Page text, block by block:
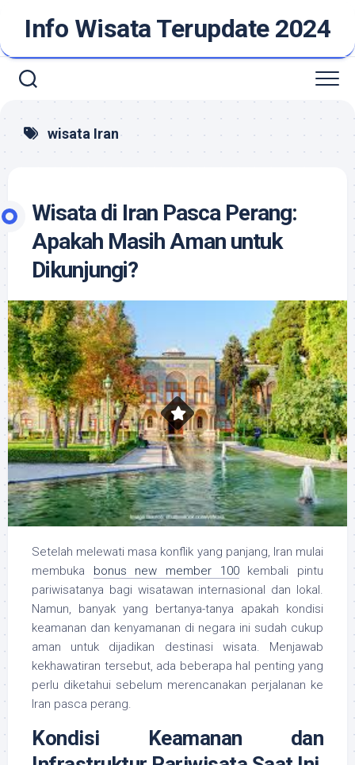
contentInfo Wisata Terupdate 2024
wisata Iran
Wisata di Iran Pasca Perang:
Apakah Masih Aman untuk
Dikunjungi?
Setelah melewati masa konflik yang panjang, Iran mulai
membuka bonus new member 100kembali pintu
pariwisatanya bagi wisatawan internasional dan lokal.
Namun, banyak yang bertanya-tanya apakah kondisi
keamanan dan kenyamanan di negara ini sudah cukup
aman untuk dijadikan destinasi wisata. Menjawab
kekhawatiran tersebut, ada beberapa hal penting yang
perlu diketahui sebelum merencanakan perjalanan ke
Iran pasca perang.
Kondisi Keamanan dan